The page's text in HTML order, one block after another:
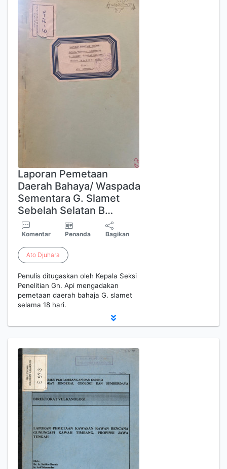
Laporan Pemetaan
Daerah Bahaya/ Waspada
Sementara G. Slamet
Sebelah Selatan B…
Komentar Penanda Bagikan
Ato Djuhara
Penulis ditugaskan oleh Kepala Seksi
Penelitian Gn. Api mengadakan
pemetaan daerah bahaja G. slamet
selama 18 hari.